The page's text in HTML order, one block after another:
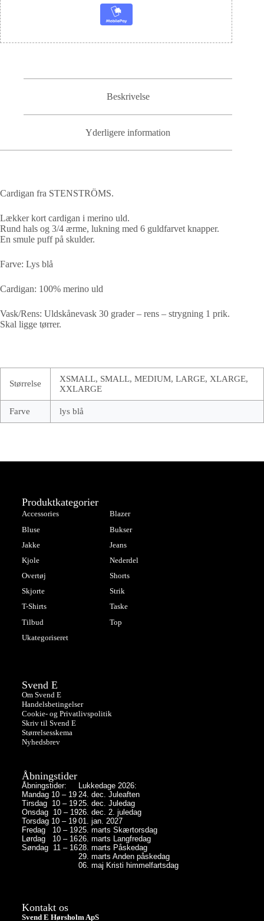
Beskrivelse
Yderligere information
Cardigan fra STENSTRÖMS.
Lækker kort cardigan i merino uld.
Rund hals og 3/4 ærme, lukning med 6 guldfarvet knapper.
En smule puff på skulder.
Farve: Lys blå
Cardigan: 100% merino uld
Vask/Rens: Uldskånevask 30 grader – rens – strygning 1 prik.
Skal ligge tørrer.
Størrelse
XSMALL, SMALL, MEDIUM, LARGE, XLARGE,
XXLARGE
Farve lys blå
Produktkategorier
Accessories
Blazer
Bluse
Bukser
Jakke
Jeans
Kjole
Nederdel
Overtøj
Shorts
Skjorte
Strik
T-Shirts
Taske
Tilbud
Top
Ukategoriseret
Svend E
Om Svend E
Handelsbetingelser
Cookie- og Privatlivspolitik
Skriv til Svend E
Størrelsesskema
Nyhedsbrev
Åbningstider
Åbningstider:
Mandag 10 – 19
Tirsdag 10 – 19
Onsdag 10 – 19
Torsdag 10 – 19
Fredag 10 – 19
Lørdag 10 – 16
Søndag 11 – 16
Lukkedage 2026:
24. dec. Juleaften
25. dec. Juledag
26. dec. 2. juledag
01. jan. 2027
25. marts Skærtorsdag
26. marts Langfredag
28. marts Påskedag
29. marts Anden påskedag
06. maj Kristi himmelfartsdag
Kontakt os
Svend E Hørsholm ApS